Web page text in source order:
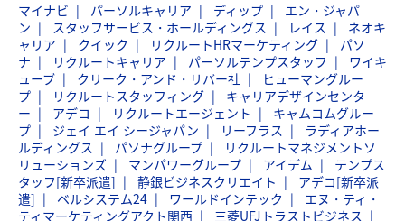
マイナビ パーソルキャリア ディップ
エン・ジャパ
ン
スタッフサービス・ホールディングス レイス
ネオキ
ャリア
クイック リクルートHRマーケティング
パソ
ナ
リクルートキャリア パーソルテンプスタッフ
ワイキ
ューブ
クリーク・アンド・リバー社
ヒューマングルー
プ
リクルートスタッフィング
キャリアデザインセンタ
ー
アデコ リクルートエージェント
キャムコムグルー
プ
ジェイ エイ シージャパン リーフラス
ラディアホー
ルディングス
パソナグループ
リクルートマネジメントソ
リューションズ
マンパワーグループ アイデム
テンプス
タッフ[新卒派遣]
静銀ビジネスクリエイト
アデコ[新卒派
遣]
ベルシステム24 ワールドインテック
エヌ・ティ・
ティマーケティングアクト関西
三菱UFJトラストビジネス